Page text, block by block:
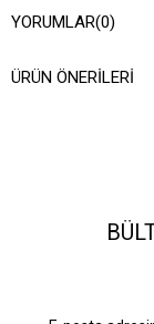
Asorti Bilgisi
YORUMLAR(0)
ÜRÜN ÖNERILERI